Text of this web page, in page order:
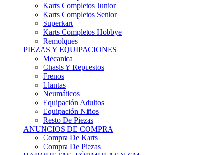
Karts Completos Junior
Karts Completos Senior
Superkart
Karts Completos Hobbye
Remolques
PIEZAS Y EQUIPACIONES
Mecanica
Chasis Y Repuestos
Frenos
Llantas
Neumáticos
Equipación Adultos
Equipación Niños
Resto De Piezas
ANUNCIOS DE COMPRA
Compra De Karts
Compra De Piezas